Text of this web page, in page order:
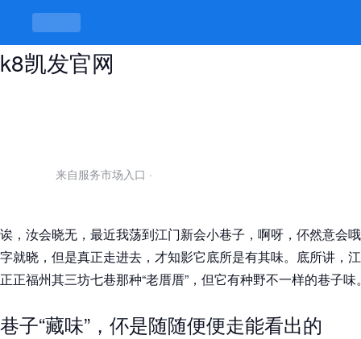
江门新会小巷子，巷里巷外藏乾坤 -
k8凯发官网
来自服务市场入口 ·
诶，汝会晓无，最近我荡到江门新会小巷子，啊呀，伓然意会
字就晓，但是真正走进去，才知影它底所是有其味。底所讲，
正正福州其三坊七巷那种“老厝厝”，但它有种野不一样的巷子
巷子“藏味”，伓是随随便便走能看出的